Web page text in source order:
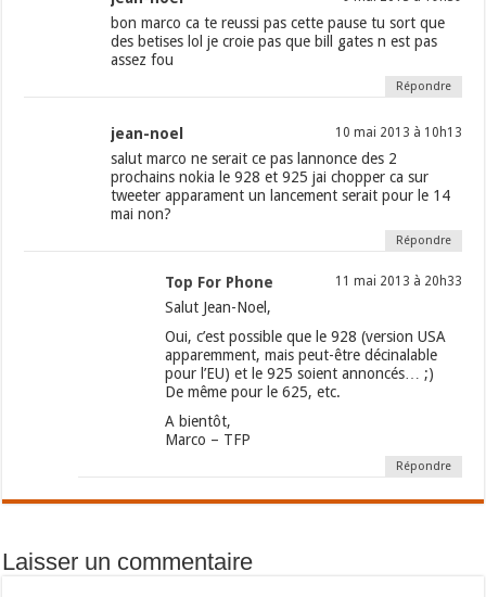
bon marco ca te reussi pas cette pause tu sort que
des betises lol je croie pas que bill gates n est pas
assez fou
Répondre
jean-noel 10 mai 2013 à 10h13
salut marco ne serait ce pas lannonce des 2
prochains nokia le 928 et 925 jai chopper ca sur
tweeter apparament un lancement serait pour le 14
mai non?
Répondre
Top For Phone 11 mai 2013 à 20h33
Salut Jean-Noel,
Oui, c’est possible que le 928 (version USA
apparemment, mais peut-être décinalable
pour l’EU) et le 925 soient annoncés… ;)
De même pour le 625, etc.
A bientôt,
Marco – TFP
Répondre
Laisser un commentaire